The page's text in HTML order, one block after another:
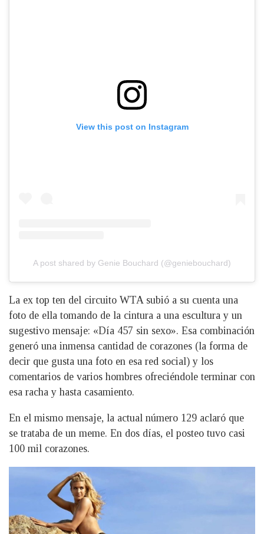
View this post on Instagram
A post shared by Genie Bouchard (@geniebouchard)
La ex top ten del circuito WTA subió a su cuenta una
foto de ella tomando de la cintura a una escultura y un
sugestivo mensaje: «Día 457 sin sexo». Esa combinación
generó una inmensa cantidad de corazones (la forma de
decir que gusta una foto en esa red social) y los
comentarios de varios hombres ofreciéndole terminar con
esa racha y hasta casamiento.
En el mismo mensaje, la actual número 129 aclaró que
se trataba de un meme. En dos días, el posteo tuvo casi
100 mil corazones.